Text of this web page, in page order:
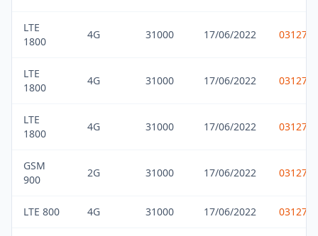
LTE
1800
4G 31000 17/06/2022
LTE
1800
4G 31000 17/06/2022
LTE
1800
4G 31000 17/06/2022
GSM
900
2G 31000 17/06/2022
LTE 800 4G 31000 17/06/2022